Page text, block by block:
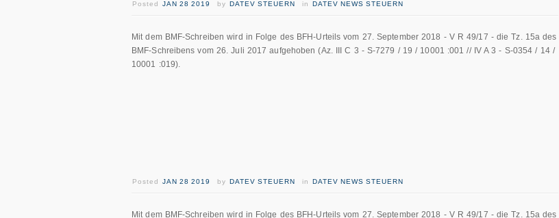
Posted JAN 28 2019 by DATEV STEUERN in DATEV NEWS STEUERN
Mit dem BMF-Schreiben wird in Folge des BFH-Urteils vom 27. September 2018 - V R 49/17 - die Tz. 15a des
BMF-Schreibens vom 26. Juli 2017 aufgehoben (Az. III C 3 - S-7279 / 19 / 10001 :001 // IV A 3 - S-0354 / 14 /
10001 :019).
Posted JAN 28 2019 by DATEV STEUERN in DATEV NEWS STEUERN
Mit dem BMF-Schreiben wird in Folge des BFH-Urteils vom 27. September 2018 - V R 49/17 - die Tz. 15a des